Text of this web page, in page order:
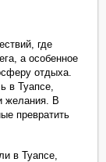
где
а особенное
отдыха.
в Туапсе,
желания. В
превратить
в Туапсе,